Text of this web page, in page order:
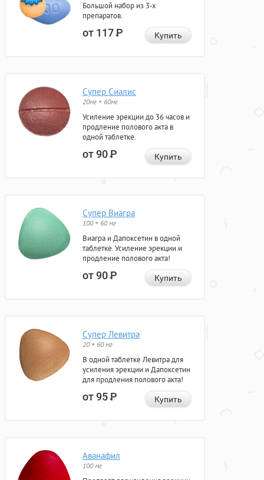
Большой набор из 3-х
препаратов.
от 117Р Купить
Супер Сиалис
20мг + 60мг
Усиление эрекции до 36 часов и
продление полового акта в
одной таблетке.
от 90Р Купить
Супер Виагра
100 + 60 мг
Виагра и Дапоксетин в одной
таблетке. Усиление эрекции и
продление полового акта!
от 90Р Купить
Супер Левитра
20 + 60 мг
В одной таблетке Левитра для
усиления эрекции и Дапоксетин
для продления полового акта!
от 95Р Купить
Аванафил
100 мг